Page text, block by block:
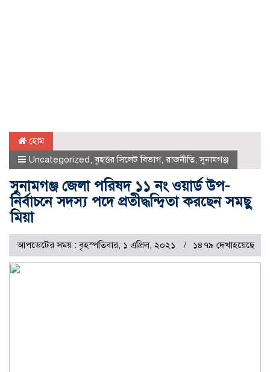
হোম
Uncategorized,বৃহত্তর সিলেট বিভাগ, রাজনীতি,সুনামগঞ্জ
সুনামগঞ্জ জেলা পরিষদ ১১ নং ওয়ার্ড উপ-
নির্বাচনে সদস্য পদে প্রতীদ্ধন্দ্বিতা করছেন সমছু
মিয়া
আপডেটের সময় : বৃহস্পতিবার, ১ এপ্রিল, ২০২১ ১৪৭৯ দেখাহয়েছে